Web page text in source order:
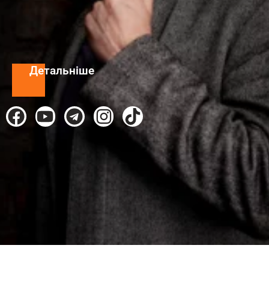
Детальніше